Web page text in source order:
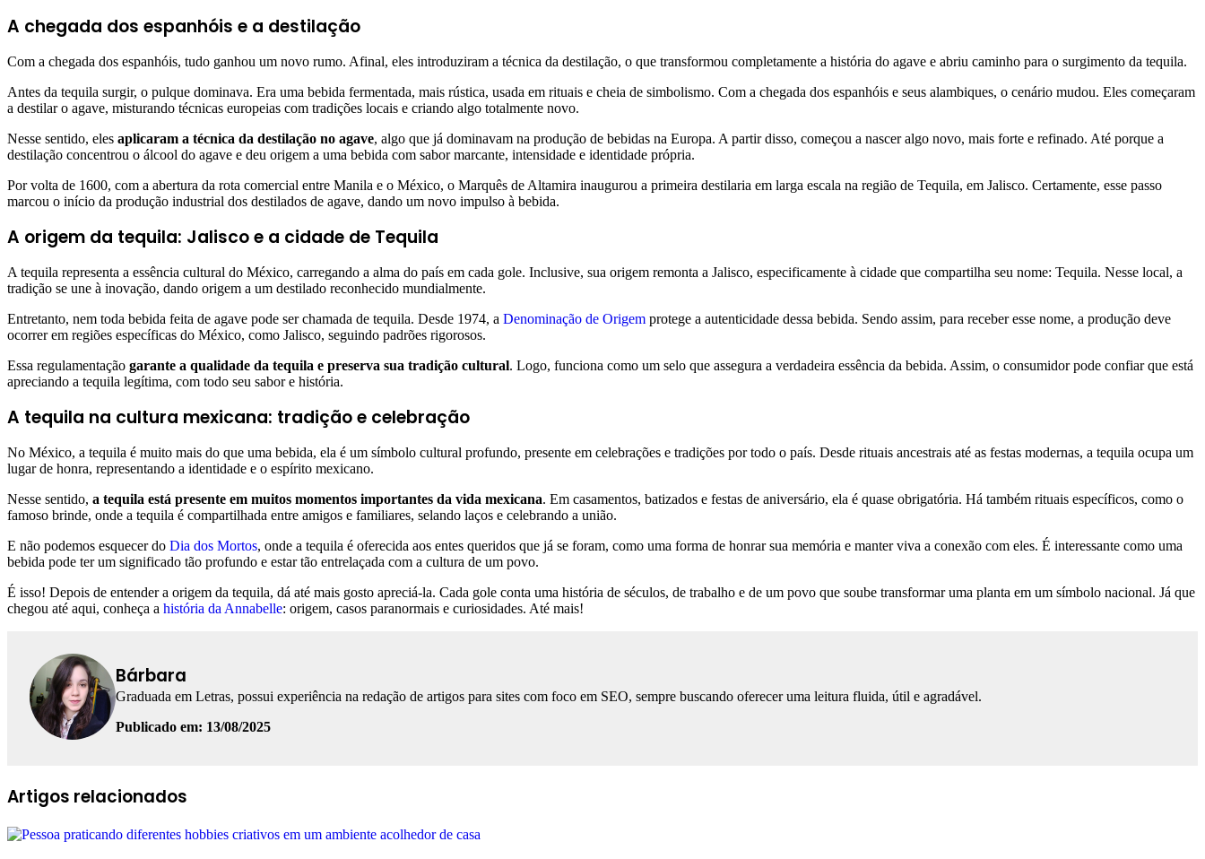
A chegada dos espanhóis e a destilação
Com a chegada dos espanhóis, tudo ganhou um novo rumo. Afinal, eles introduziram a técnica da destilação, o que transformou completamente a história do agave e abriu caminho para o surgimento da tequila.
Antes da tequila surgir, o pulque dominava. Era uma bebida fermentada, mais rústica, usada em rituais e cheia de simbolismo. Com a chegada dos espanhóis e seus alambiques, o cenário mudou. Eles começaram
a destilar o agave, misturando técnicas europeias com tradições locais e criando algo totalmente novo.
Nesse sentido, eles aplicaram a técnica da destilação no agave, algo que já dominavam na produção de bebidas na Europa. A partir disso, começou a nascer algo novo, mais forte e refinado. Até porque a
destilação concentrou o álcool do agave e deu origem a uma bebida com sabor marcante, intensidade e identidade própria.
Por volta de 1600, com a abertura da rota comercial entre Manila e o México, o Marquês de Altamira inaugurou a primeira destilaria em larga escala na região de Tequila, em Jalisco. Certamente, esse passo
marcou o início da produção industrial dos destilados de agave, dando um novo impulso à bebida.
A origem da tequila: Jalisco e a cidade de Tequila
A tequila representa a essência cultural do México, carregando a alma do país em cada gole. Inclusive, sua origem remonta a Jalisco, especificamente à cidade que compartilha seu nome: Tequila. Nesse local, a
tradição se une à inovação, dando origem a um destilado reconhecido mundialmente.
Entretanto, nem toda bebida feita de agave pode ser chamada de tequila. Desde 1974, a Denominação de Origem protege a autenticidade dessa bebida. Sendo assim, para receber esse nome, a produção deve
ocorrer em regiões específicas do México, como Jalisco, seguindo padrões rigorosos.
Essa regulamentação garante a qualidade da tequila e preserva sua tradição cultural. Logo, funciona como um selo que assegura a verdadeira essência da bebida. Assim, o consumidor pode confiar que está
apreciando a tequila legítima, com todo seu sabor e história.
A tequila na cultura mexicana: tradição e celebração
No México, a tequila é muito mais do que uma bebida, ela é um símbolo cultural profundo, presente em celebrações e tradições por todo o país. Desde rituais ancestrais até as festas modernas, a tequila ocupa um
lugar de honra, representando a identidade e o espírito mexicano.
Nesse sentido, a tequila está presente em muitos momentos importantes da vida mexicana. Em casamentos, batizados e festas de aniversário, ela é quase obrigatória. Há também rituais específicos, como o
famoso brinde, onde a tequila é compartilhada entre amigos e familiares, selando laços e celebrando a união.
E não podemos esquecer do Dia dos Mortos, onde a tequila é oferecida aos entes queridos que já se foram, como uma forma de honrar sua memória e manter viva a conexão com eles. É interessante como uma
bebida pode ter um significado tão profundo e estar tão entrelaçada com a cultura de um povo.
É isso! Depois de entender a origem da tequila, dá até mais gosto apreciá-la. Cada gole conta uma história de séculos, de trabalho e de um povo que soube transformar uma planta em um símbolo nacional. Já que
chegou até aqui, conheça a história da Annabelle: origem, casos paranormais e curiosidades. Até mais!
Bárbara
Graduada em Letras, possui experiência na redação de artigos para sites com foco em SEO, sempre buscando oferecer uma leitura fluida, útil e agradável.
Publicado em: 13/08/2025
Facebook
Linkedin
WhatsApp
Telegram
Artigos relacionados